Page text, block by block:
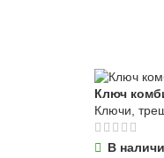
Ключ
Ключи,
В